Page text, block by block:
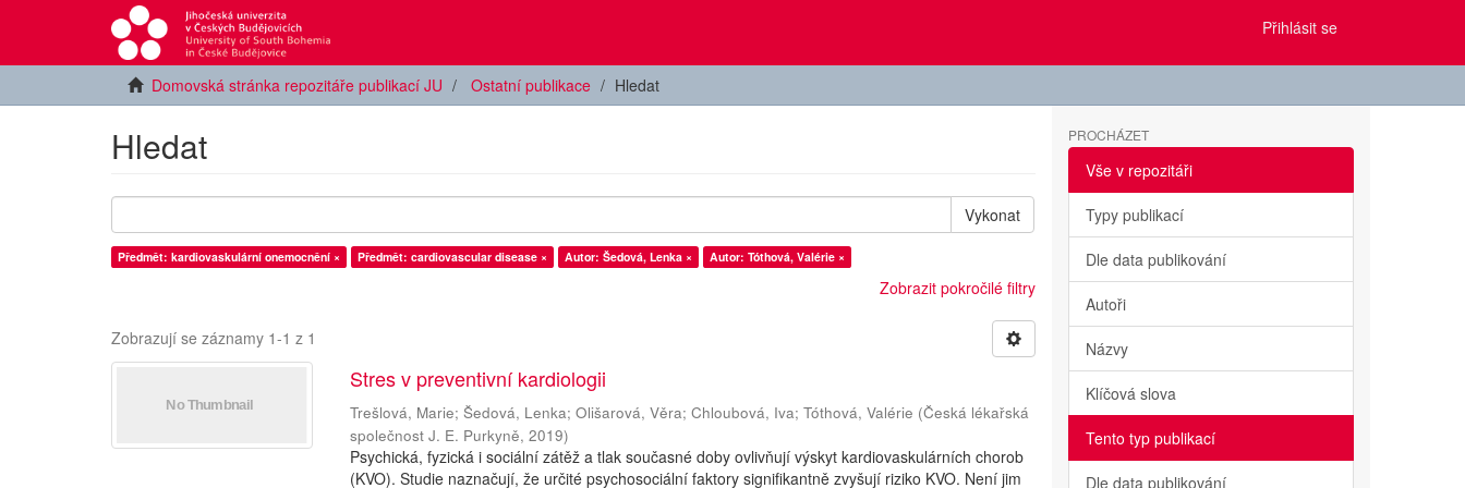
Přihlásit se
Domovská stránka repozitáře publikací JU Ostatní publikace Hledat
Hledat
Vykonat
Předmět: kardiovaskulární onemocnění × Předmět: cardiovascular disease × Autor: Šedová, Lenka × Autor: Tóthová, Valérie ×
Zobrazit pokročilé filtry
Zobrazují se záznamy 1-1 z 1
Stres v preventivní kardiologii
Trešlová, Marie;Šedová, Lenka;Olišarová, Věra;Chloubová, Iva;Tóthová, Valérie (Česká lékařská
společnost J. E. Purkyně,2019)
Psychická, fyzická i sociální zátěž a tlak současné doby ovlivňují výskyt kardiovaskulárních chorob
(KVO). Studie naznačují, že určité psychosociální faktory signifikantně zvyšují riziko KVO. Není jim
PROCHÁZET
Vše v repozitáři
Typy publikací
Dle data publikování
Autoři
Názvy
Klíčová slova
Tento typ publikací
Dle data publikování